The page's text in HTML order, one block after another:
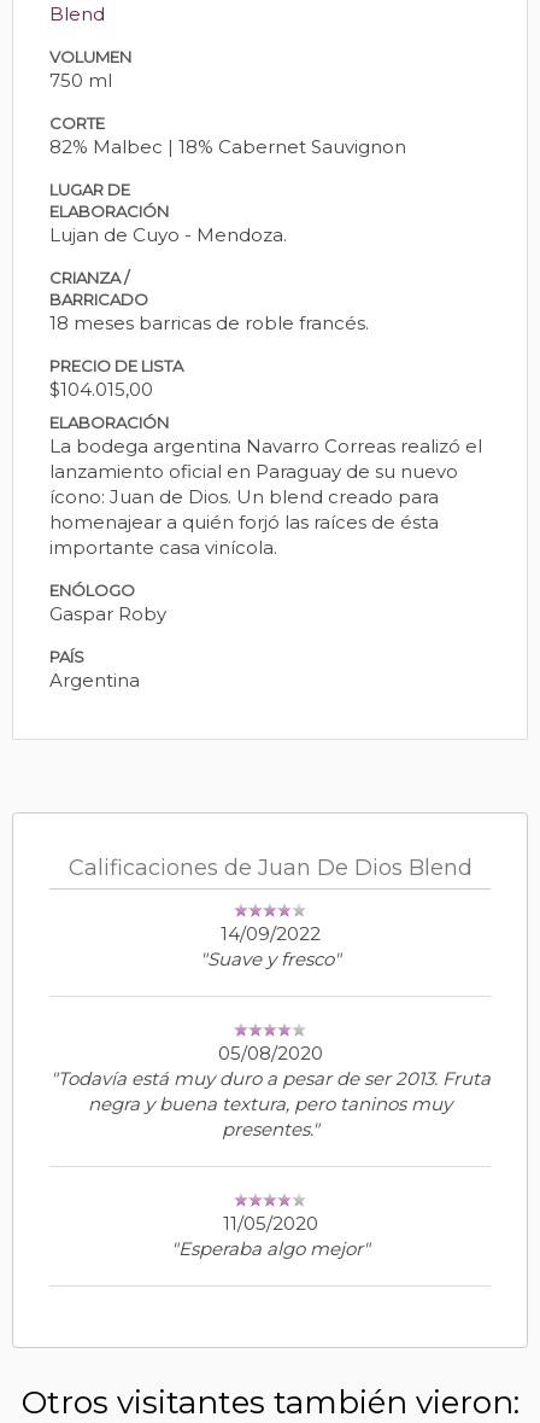
Blend
VOLUMEN
750 ml
CORTE
82% Malbec | 18% Cabernet Sauvignon
LUGAR DE
ELABORACIÓN
Lujan de Cuyo - Mendoza.
CRIANZA /
BARRICADO
18 meses barricas de roble francés.
PRECIO DE LISTA
$104.015,00
ELABORACIÓN
La bodega argentina Navarro Correas realizó el
lanzamiento oficial en Paraguay de su nuevo
ícono: Juan de Dios. Un blend creado para
homenajear a quién forjó las raíces de ésta
importante casa vinícola.
ENÓLOGO
Gaspar Roby
PAÍS
Argentina
Calificaciones de Juan De Dios Blend
14/09/2022
"Suave y fresco"
05/08/2020
"Todavía está muy duro a pesar de ser 2013. Fruta
negra y buena textura, pero taninos muy
presentes."
11/05/2020
"Esperaba algo mejor"
Otros visitantes también vieron: